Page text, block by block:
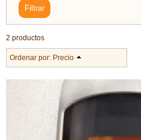
2 productos
Ordenar por: Precio